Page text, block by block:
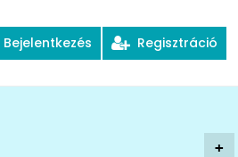
Bejelentkezés Regisztráció
+